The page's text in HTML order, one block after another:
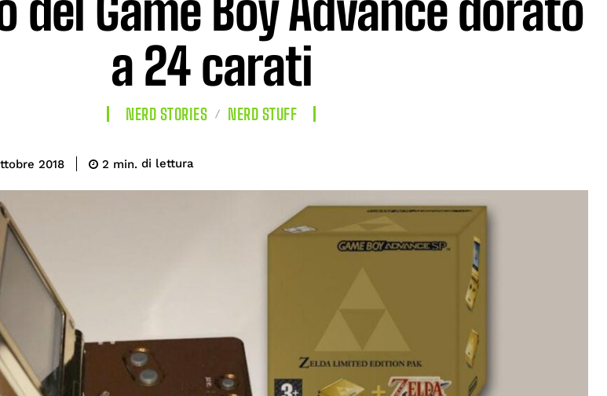
a 24 carati
NERD STORIES NERD STUFF
2018 2 min. di lettura